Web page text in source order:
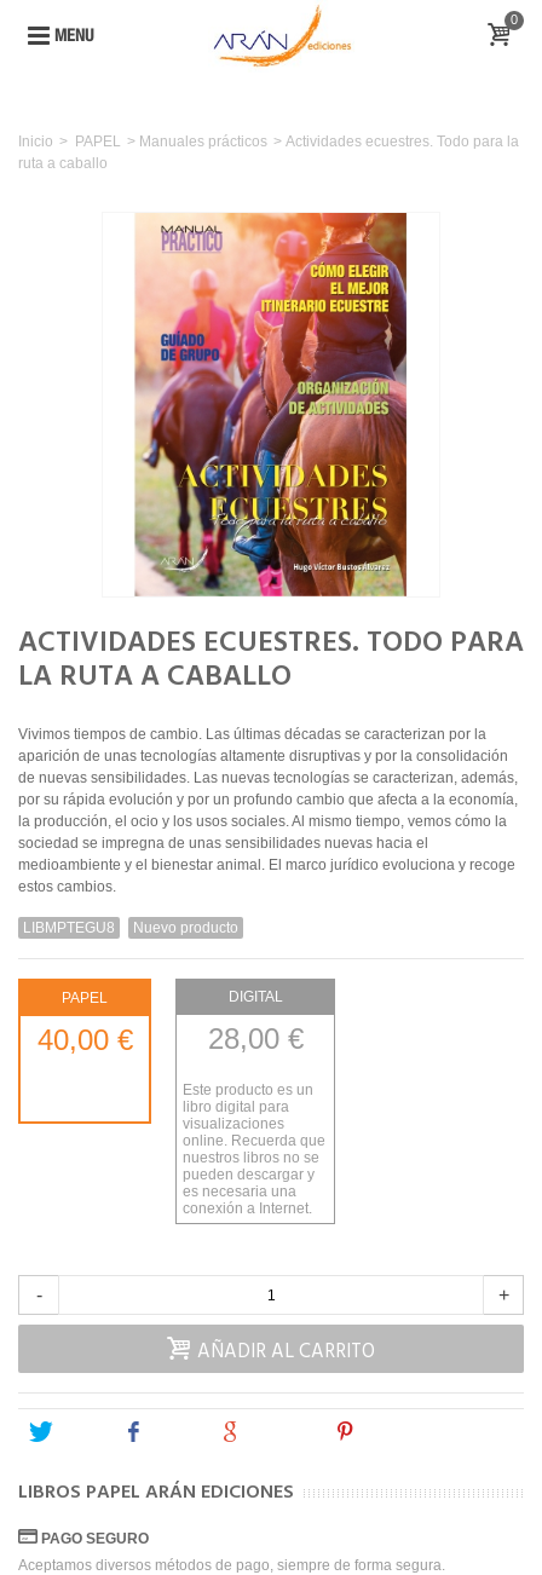
MENU
0
Inicio > PAPEL > Manuales prácticos > Actividades ecuestres. Todo para la
ruta a caballo
ACTIVIDADES ECUESTRES. TODO PARA
LA RUTA A CABALLO
Vivimos tiempos de cambio. Las últimas décadas se caracterizan por la
aparición de unas tecnologías altamente disruptivas y por la consolidación
de nuevas sensibilidades. Las nuevas tecnologías se caracterizan, además,
por su rápida evolución y por un profundo cambio que afecta a la economía,
la producción, el ocio y los usos sociales. Al mismo tiempo, vemos cómo la
sociedad se impregna de unas sensibilidades nuevas hacia el
medioambiente y el bienestar animal. El marco jurídico evoluciona y recoge
estos cambios.
LIBMPTEGU8 Nuevo producto
PAPEL
40,00 €
DIGITAL
28,00 €
Este producto es un
libro digital para
visualizaciones
online. Recuerda que
nuestros libros no se
pueden descargar y
es necesaria una
conexión a Internet.
- +
AÑADIR AL CARRITO
Tweet
LIBROS PAPEL ARÁN EDICIONES
PAGO SEGURO
Aceptamos diversos métodos de pago, siempre de forma segura.